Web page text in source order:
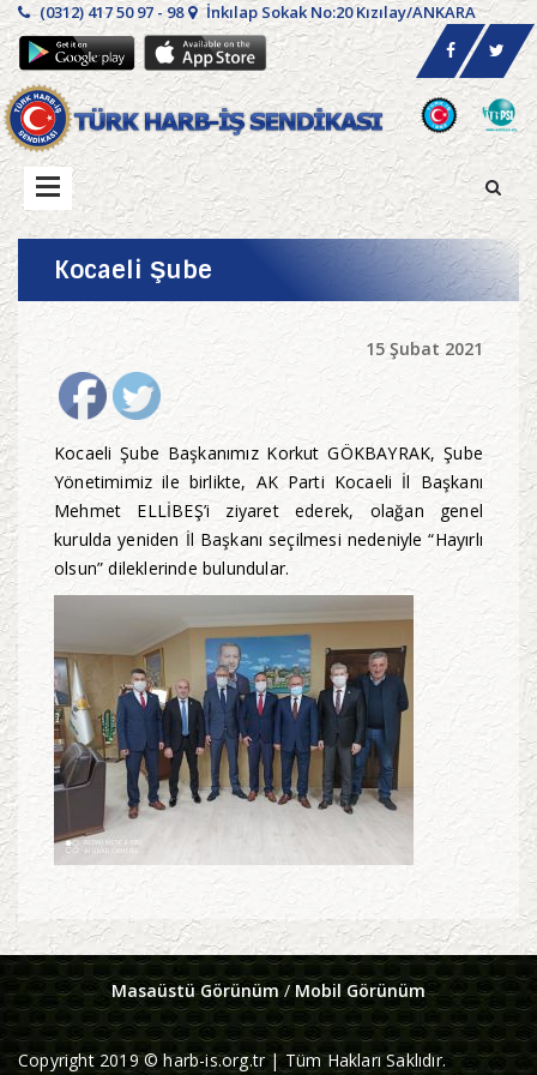
(0312) 417 50 97 - 98 İnkılap Sokak No:20 Kızılay/ANKARA
Kocaeli Şube
15 Şubat 2021
Kocaeli Şube Başkanımız Korkut GÖKBAYRAK, Şube
Yönetimimiz ile birlikte, AK Parti Kocaeli İl Başkanı
Mehmet ELLİBEŞ’i ziyaret ederek, olağan genel
kurulda yeniden İl Başkanı seçilmesi nedeniyle “Hayırlı
olsun” dileklerinde bulundular.
Masaüstü Görünüm/ Mobil Görünüm
Copyright 2019 © harb-is.org.tr | Tüm Hakları Saklıdır.